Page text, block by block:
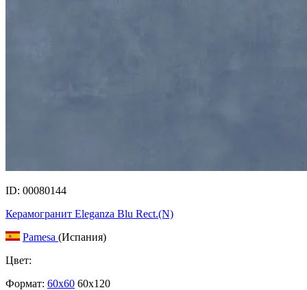
ID: 00080144
Керамогранит Eleganza Blu Rect.(N)
Pamesa (Испания)
Цвет:
Формат: 60x60 60x120